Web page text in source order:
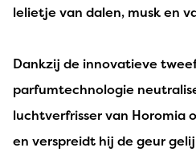
lelietje van dalen, musk en
Dankzij de innovatieve
parfumtechnologie
luchtverfrisser van Horomia
en verspreidt hij de geur